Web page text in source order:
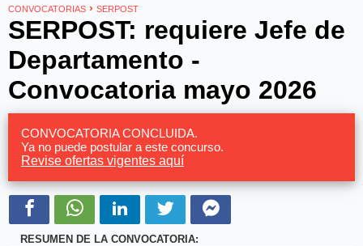
CONVOCATORIAS › SERPOST
SERPOST: requiere Jefe de
Departamento -
Convocatoria mayo 2026
CONVOCATORIA CONCLUIDA.
Ya no puede postular a este concurso.
Revise ofertas vigentes aquí
RESUMEN DE LA CONVOCATORIA: